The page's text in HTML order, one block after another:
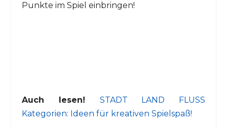
Punkte im Spiel einbringen!
Auch lesen! STADT LAND FLUSS
Kategorien: Ideen für kreativen Spielspaß!